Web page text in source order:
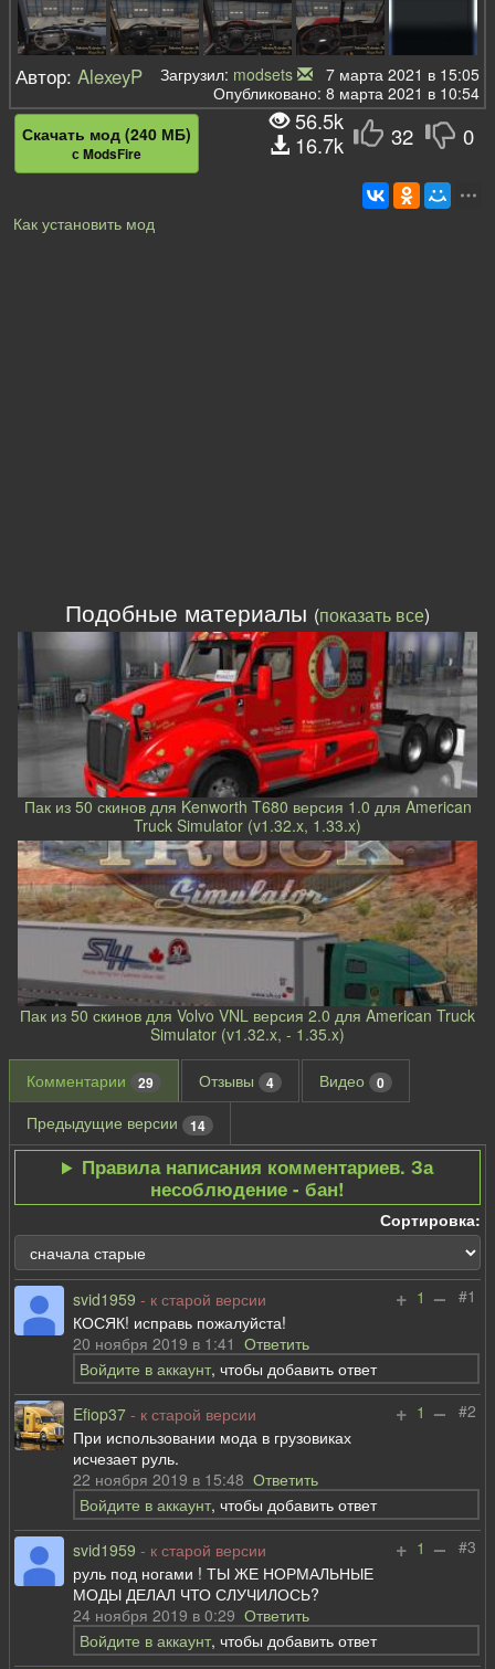
Автор:AlexeyP Загрузил: modsets
7 марта 2021 в 15:05
Опубликовано: 8 марта 2021 в 10:54
32 0
Скачать мод (240 МБ)
с ModsFire
56.5k
16.7k
Как установить мод
Подобные материалы (показать все)
Пак из 50 скинов для Kenworth T680 версия 1.0 для American
Truck Simulator (v1.32.x, 1.33.x)
Пак из 50 скинов для Volvo VNL версия 2.0 для American Truck
Simulator (v1.32.x, - 1.35.x)
Комментарии 29 Отзывы 4 Видео 0
Предыдущие версии 14
Правила написания комментариев. За
несоблюдение - бан!
Сортировка:
#1
+ 1 –
svid1959 - к старой версии
КОСЯК! исправь пожалуйста!
20 ноября 2019 в 1:41Ответить
Войдите в аккаунт, чтобы добавить ответ
#2
+ 1 –
Efiop37 - к старой версии
При использовании мода в грузовиках
исчезает руль.
22 ноября 2019 в 15:48Ответить
Войдите в аккаунт, чтобы добавить ответ
#3
+ 1 –
svid1959 - к старой версии
руль под ногами ! ТЫ ЖЕ НОРМАЛЬНЫЕ
МОДЫ ДЕЛАЛ ЧТО СЛУЧИЛОСЬ?
24 ноября 2019 в 0:29Ответить
Войдите в аккаунт, чтобы добавить ответ